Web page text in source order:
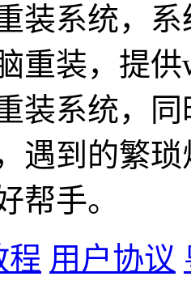
装系统，
重装，提
装系统，
遇到的繁
帮手。
程 用户协议